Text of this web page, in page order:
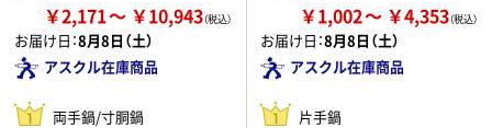
￥2,171 ￥10,943
お届け日：8月8日（土）
アスクル在庫商品
両手鍋/寸胴鍋
￥1,002 ￥4,353
お届け日：8月8日（土）
アスクル在庫商品
片手鍋